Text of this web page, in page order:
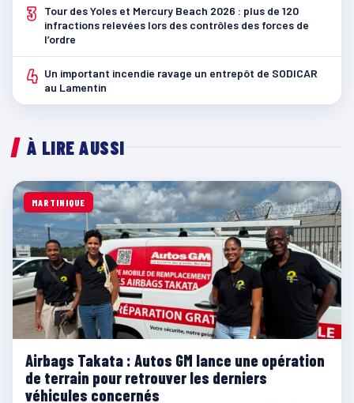
3
Tour des Yoles et Mercury Beach 2026 : plus de 120
infractions relevées lors des contrôles des forces de
l’ordre
4 Un important incendie ravage un entrepôt de SODICAR
au Lamentin
À LIRE AUSSI
MARTINIQUE
Airbags Takata : Autos GM lance une opération
de terrain pour retrouver les derniers
véhicules concernés